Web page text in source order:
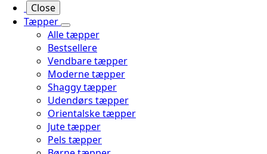
Close
Tæpper
Alle tæpper
Bestsellere
Vendbare tæpper
Moderne tæpper
Shaggy tæpper
Udendørs tæpper
Orientalske tæpper
Jute tæpper
Pels tæpper